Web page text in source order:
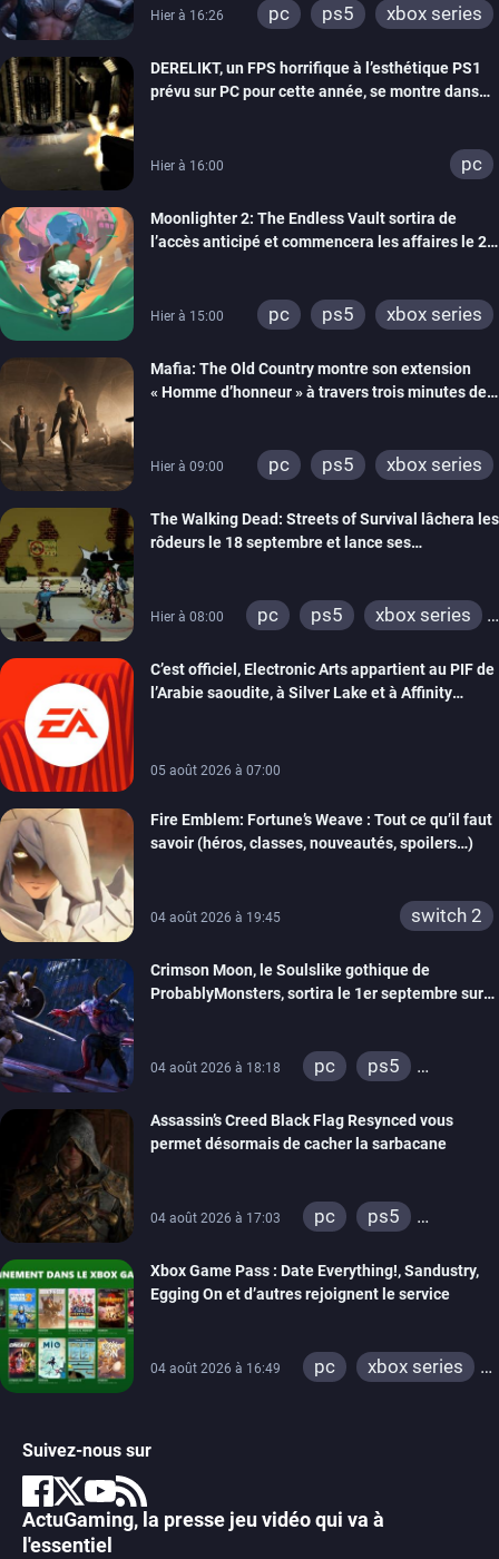
Hier à 16:26 pc ps5 xbox series
DERELIKT, un FPS horrifique à l’esthétique PS1
prévu sur PC pour cette année, se montre dans
Hier à 16:00 pc
Moonlighter 2: The Endless Vault sortira de
l’accès anticipé et commencera les affaires le 2
Hier à 15:00 pc ps5 xbox series
Mafia: The Old Country montre son extension
« Homme d’honneur » à travers trois minutes de
Hier à 09:00 pc ps5 xbox series
The Walking Dead: Streets of Survival lâchera les
rôdeurs le 18 septembre et lance ses
Hier à 08:00 pc ps5
xbox series
C’est officiel, Electronic Arts appartient au PIF de
l’Arabie saoudite, à Silver Lake et à Affinity
05 août 2026 à 07:00
Fire Emblem: Fortune’s Weave : Tout ce qu’il faut
savoir (héros, classes, nouveautés, spoilers…)
04 août 2026 à 19:45 switch 2
Crimson Moon, le Soulslike gothique de
ProbablyMonsters, sortira le 1er septembre sur
04 août 2026 à 18:18 pc
ps5
Assassin’s Creed Black Flag Resynced vous
permet désormais de cacher la sarbacane
04 août 2026 à 17:03 pc
ps5
Xbox Game Pass : Date Everything!, Sandustry,
Egging On et d’autres rejoignent le service
04 août 2026 à 16:49 pc
xbox series
Suivez-nous sur
ActuGaming, la presse jeu vidéo qui va à
l'essentiel